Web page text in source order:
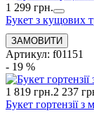
1 299 грн.
Букет з кущових
Артикул: f01151
- 19 %
1 819 грн.2 237
Букет гортензії з